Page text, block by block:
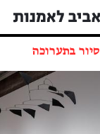
סיור בתערוכה